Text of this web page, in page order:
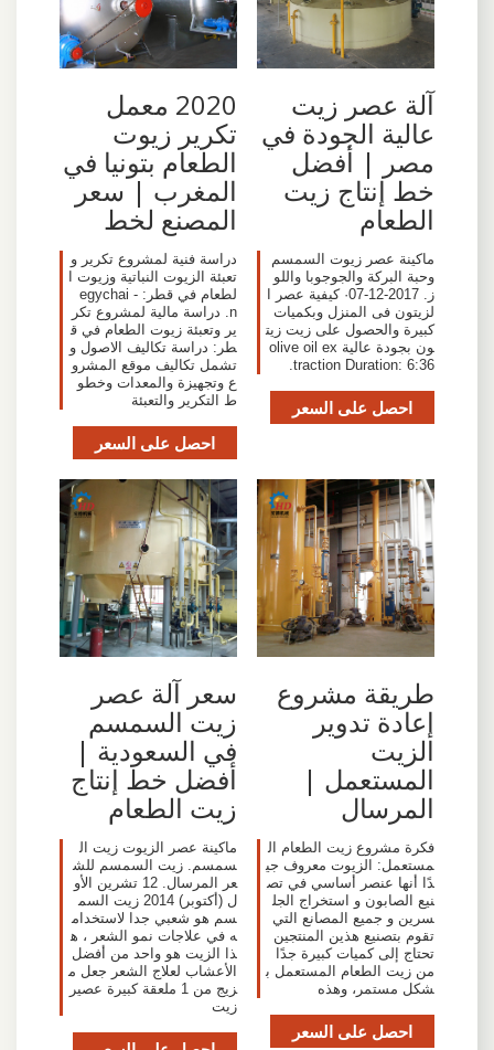
آلة عصر زيت
عالية الجودة في
مصر | أفضل
خط إنتاج زيت
الطعام
‫ماكينة عصر زيوت السمسم
وحبة البركة والجوجوبا واللو
ز. 2017-12-07· كيفية عصر ا
لزيتون فى المنزل وبكميات
كبيرة والحصول على زيت زيت
ون بجودة عالية olive oil ex
traction Duration: 6:36.
احصل على السعر
2020 معمل
تكرير زيوت
الطعام بتونيا في
المغرب | سعر
المصنع لخط
دراسة فنية لمشروع تكرير و
تعبئة الزيوت النباتية وزيوت ا
لطعام في قطر: - egychai
n. دراسة مالية لمشروع تكر
ير وتعبئة زيوت الطعام في ق
طر: دراسة تكاليف الاصول و
تشمل تكاليف موقع المشرو
ع وتجهيزة والمعدات وخطو
ط التكرير والتعبئة
احصل على السعر
طريقة مشروع
إعادة تدوير
الزيت
المستعمل |
المرسال
فكرة مشروع زيت الطعام ال
مستعمل: الزيوت معروف جي
دًا أنها عنصر أساسي في تص
نيع الصابون و استخراج الجل
سرين و جميع المصانع التي
تقوم بتصنيع هذين المنتجين
تحتاج إلى كميات كبيرة جدًا
من زيت الطعام المستعمل ب
شكل مستمر، وهذه
احصل على السعر
سعر آلة عصر
زيت السمسم
في السعودية |
أفضل خط إنتاج
زيت الطعام
ماكينة عصر الزيوت زيت ال
سمسم. زيت السمسم للش
عر المرسال. 12 تشرين الأو
ل (أكتوبر) 2014 زيت السم
سم هو شعبي جدا لاستخدام
ه في علاجات نمو الشعر ، ه
ذا الزيت هو واحد من أفضل
الأعشاب لعلاج الشعر جعل م
زيج من 1 ملعقة كبيرة عصير
زيت